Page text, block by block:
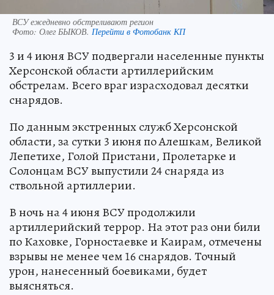
ВСУ ежедневно обстреливают регион
Фото: Олег БЫКОВ. Перейти в Фотобанк КП
3 и 4 июня ВСУ подвергали населенные пункты
Херсонской области артиллерийским
обстрелам. Всего враг израсходовал десятки
снарядов.
По данным экстренных служб Херсонской
области, за сутки 3 июня по Алешкам, Великой
Лепетихе, Голой Пристани, Пролетарке и
Солонцам ВСУ выпустили 24 снаряда из
ствольной артиллерии.
В ночь на 4 июня ВСУ продолжили
артиллерийский террор. На этот раз они били
по Каховке, Горностаевке и Каирам, отмечены
взрывы не менее чем 16 снарядов. Точный
урон, нанесенный боевиками, будет
выясняться.